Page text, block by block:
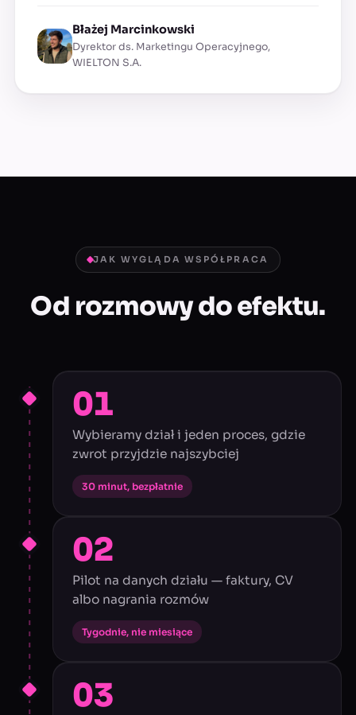
Błażej Marcinkowski
Dyrektor ds. Marketingu Operacyjnego,
WIELTON S.A.
JAK WYGLĄDA WSPÓŁPRACA
Od rozmowy do efektu.
01
Wybieramy dział i jeden proces, gdzie
zwrot przyjdzie najszybciej
30 minut, bezpłatnie
02
Pilot na danych działu — faktury, CV
albo nagrania rozmów
Tygodnie, nie miesiące
03